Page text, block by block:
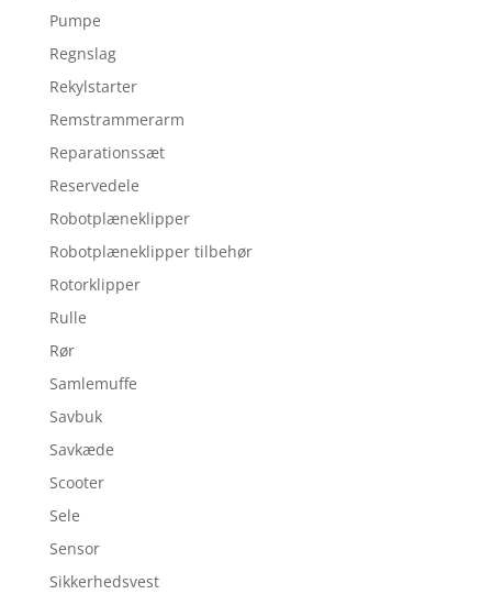
Pumpe
Regnslag
Rekylstarter
Remstrammerarm
Reparationssæt
Reservedele
Robotplæneklipper
Robotplæneklipper tilbehør
Rotorklipper
Rulle
Rør
Samlemuffe
Savbuk
Savkæde
Scooter
Sele
Sensor
Sikkerhedsvest